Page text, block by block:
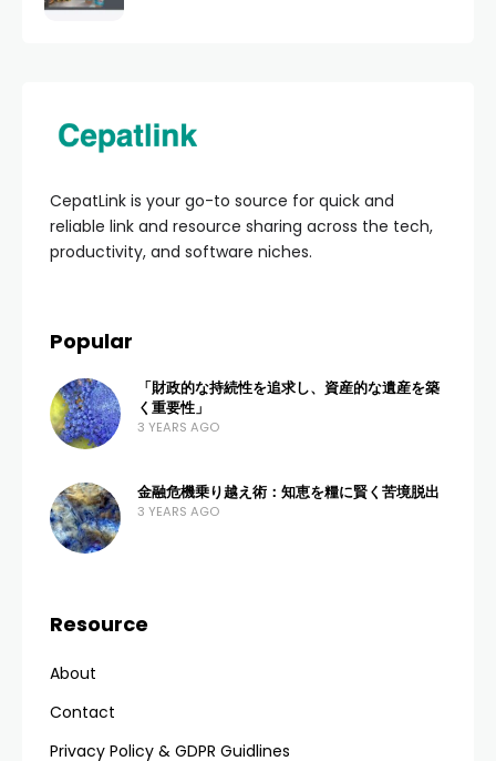
CepatLink is your go-to source for quick and
reliable link and resource sharing across the tech,
productivity, and software niches.
Popular
「財政的な持続性を追求し、資産的な遺産を築
く重要性」
3 YEARS AGO
金融危機乗り越え術：知恵を糧に賢く苦境脱出
3 YEARS AGO
Resource
About
Contact
Privacy Policy & GDPR Guidlines